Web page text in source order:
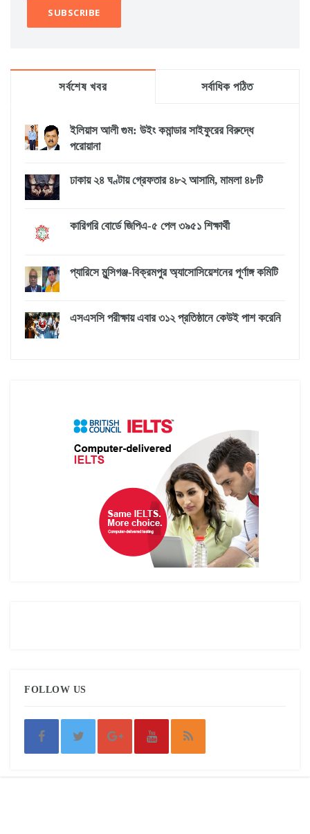
সর্বশেষ খবর সর্বাধিক পঠিত
ইলিয়াস আলী গুম: উইং কমান্ডার সাইফুরের বিরুদ্ধে
পরোয়ানা
ঢাকায় ২৪ ঘণ্টায় গ্রেফতার ৪৮২ আসামি, মামলা ৪৮টি
কারিগরি বোর্ডে জিপিএ-৫ পেল ৩৯৫১ শিক্ষার্থী
প্যারিসে মুন্সিগঞ্জ-বিক্রমপুর অ্যাসোসিয়েশনের পূর্ণাঙ্গ কমিটি
এসএসসি পরীক্ষায় এবার ৩১২ প্রতিষ্ঠানে কেউই পাশ করেনি
FOLLOW US